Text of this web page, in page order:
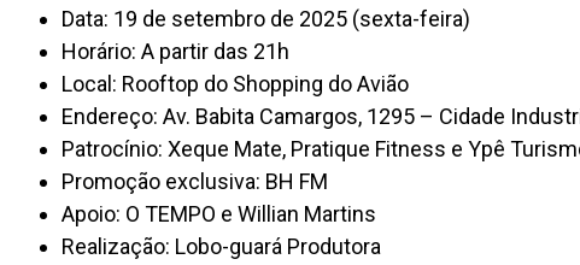
Data: 19 de setembro de 2025 (sexta-feira)
Horário: A partir das 21h
Local: Rooftop do Shopping do Avião
Endereço: Av. Babita Camargos, 1295 – Cidade
Patrocínio: Xeque Mate, Pratique Fitness e Ypê
Promoção exclusiva: BH FM
Apoio: O TEMPO e Willian Martins
Realização: Lobo-guará Produtora